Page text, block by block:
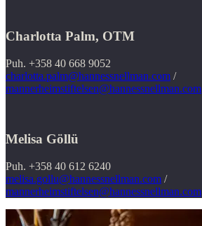
Charlotta Palm, OTM
Puh. +358 40 668 9052
charlotta.palm@hannessnellman.com /
mannerheimstiftelsen@hannessnellman.com
Melisa Göllü
Puh. +358 40 612 6240
melisa.gollu@hannessnellman.com /
mannerheimstiftelsen@hannessnellman.com